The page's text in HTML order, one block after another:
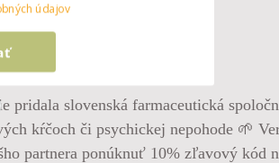
slovenská farmaceutická
kŕčoch či psychickej nepohode 🌱
partnera ponúknuť 10% zľavový
údajov